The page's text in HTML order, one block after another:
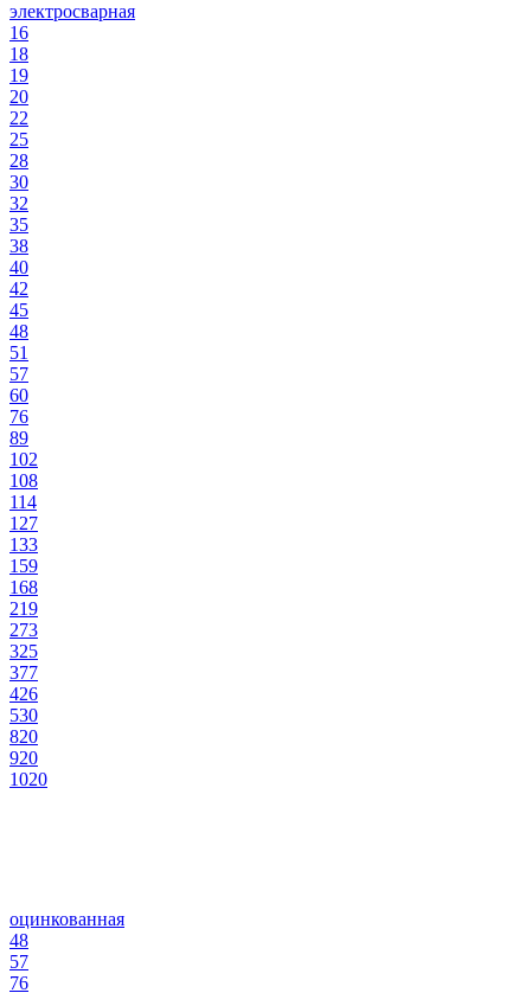
электросварная
16
18
19
20
22
25
28
30
32
35
38
40
42
45
48
51
57
60
76
89
102
108
114
127
133
159
168
219
273
325
377
426
530
820
920
1020
оцинкованная
48
57
76